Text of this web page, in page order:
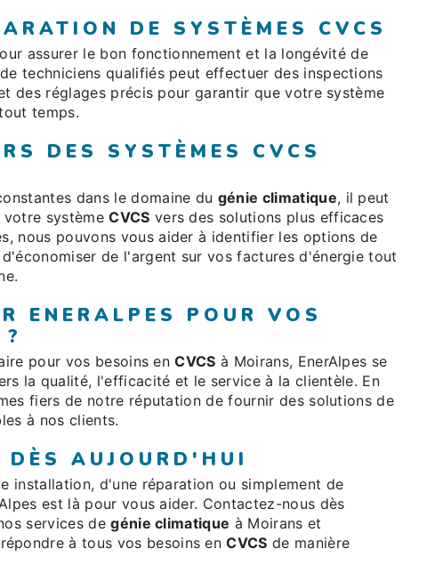
DE SYSTÈMES CVCS
assurer le bon fonctionnement et la longévité de
techniciens qualifiés peut effectuer des inspections
des réglages précis pour garantir que votre système
temps.
DES SYSTÈMES CVCS
dans le domaine du génie climatique, il peut
votre systèmeCVCS vers des solutions plus efficaces
nous pouvons vous aider à identifier les options de
de l'argent sur vos factures d'énergie tout
ENERALPES POUR VOS
pour vos besoins enCVCS à Moirans, EnerAlpes se
la qualité, l'efficacité et le service à la clientèle. En
fiers de notre réputation de fournir des solutions de
à nos clients.
DÈS AUJOURD'HUI
installation, d'une réparation ou simplement de
est là pour vous aider. Contactez-nous dès
services degénie climatique à Moirans et
à tous vos besoins enCVCS de manière